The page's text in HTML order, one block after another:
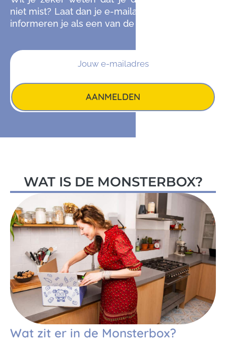
niet mist? Laat dan je e-mailadres achter en we
informeren je als een van de eersten.
AANMELDEN
WAT IS DE MONSTERBOX?
Wat zit er in de Monsterbox?